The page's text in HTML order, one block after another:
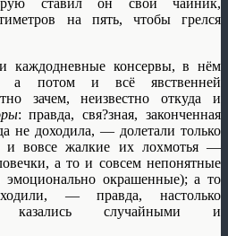
на пять, чтобы грелся
каждодневные консервы, в нём
а потом и всё явственней
зачем, неизвестно откуда и
: правда, свя?зная, законченная
не доходила, — долетали только
и вовсе жалкие их лохмотья —
а то и совсем непонятные
эмоционально окрашенные); а то
— правда, настолько
казались случайными и